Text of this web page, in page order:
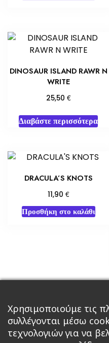
DINOSAUR ISLAND RAWR N
WRITE
25,50 €
Διαβάστε περισσότερα
DRACULA’S KNOTS
11,90 €
Προσθήκη στο καλάθι
← 1 2
→
Χρησιμοποιούμε τις
συλλέγονται μέσω
τεχνολογιών για να